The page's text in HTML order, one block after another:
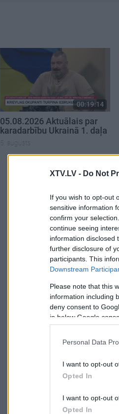
XTV.LV - Do Not
If you wish to opt-out
sensitive information
confirm your
continue seeing
information disclosed
further disclosure of
participants. This
Downstream
Please note that this
information including
deny consent to
in below Google
Personal Data
I want to opt-out
Opted In
I want to opt-out
Opted In
00:19:14
05.08.2026 Aktuālais par
karadarbību Ukrainā 1. daļa
5. augusts